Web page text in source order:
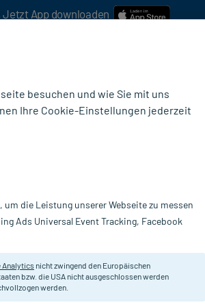
Jetzt App downloaden
Mindestbestellwert!
mit Mintaroma, ungewachst.
besuchen und wie Sie mit uns
Ihre Cookie-Einstellungen jederzeit
die Leistung unserer Webseite zu messen
Ads Universal Event Tracking, Facebook
Analytics nicht zwingend den Europäischen
bzw. die USA nicht ausgeschlossen werden
werden.